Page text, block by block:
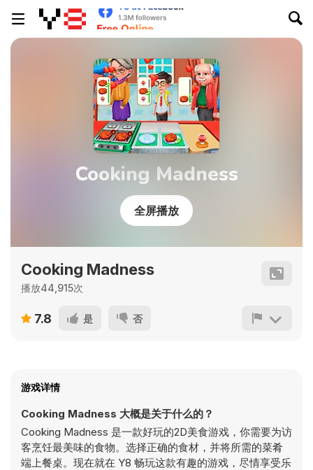
Cooking Madness
全屏播放
Cooking Madness
播放44,915次
7.8 是 否
游戏详情
Cooking Madness 大概是关于什么的？
Cooking Madness 是一款好玩的2D美食游戏，你需要为访
客烹饪最美味的食物。选择正确的食材，并将所需的菜肴
端上餐桌。现在就在 Y8 畅玩这款有趣的游戏，尽情享受乐